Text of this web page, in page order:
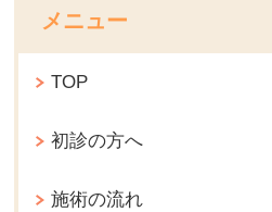
メニュー
TOP
初診の方へ
施術の流れ